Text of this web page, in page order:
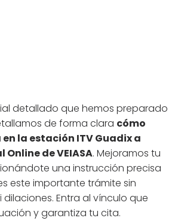
detallado que hemos preparado
de forma clara cómo
la estación ITV Guadix a
de VEIASA. Mejoramos tu
una instrucción precisa
este importante trámite sin
Entra al vínculo que
y garantiza tu cita.